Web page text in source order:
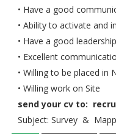
• Have a good
• Ability to activate and
• Have a good
• Excellent
• Willing to be placed in
• Willing work on Site
send your cv to:
Subject: Survey &